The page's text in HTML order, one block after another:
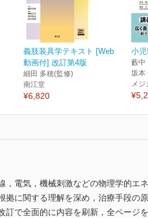
義肢装具学テキスト [Web
動画付] 改訂第4版
細田 多穂(監修)
南江堂
¥6,820
小
藪中
坂本
メジ
電気，機械刺激などの物理学的エ
に関する理解を深め，治療手段の
で全面的に内容を刷新，全ページ